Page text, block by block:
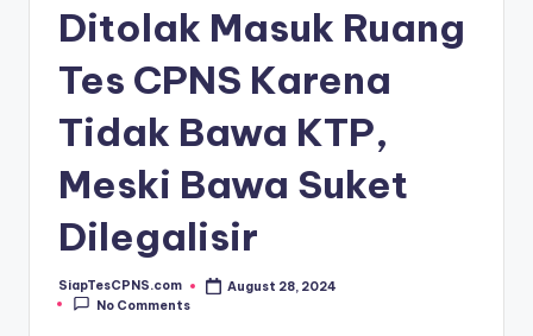
Ditolak Masuk Ruang
Tes CPNS Karena
Tidak Bawa KTP,
Meski Bawa Suket
Dilegalisir
Posted
by
SiapTesCPNS.com
August 28, 2024
No Comments